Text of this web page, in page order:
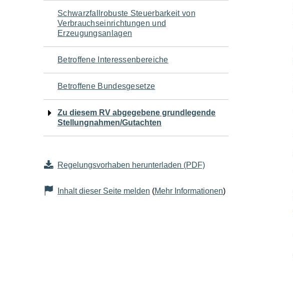
Navigation
für
den
Seiteninhalt
Schwarzfallrobuste Steuerbarkeit von
Verbrauchseinrichtungen und
Erzeugungsanlagen
Betroffene Interessenbereiche
Betroffene Bundesgesetze
Zu diesem RV abgegebene grundlegende
Stellungnahmen/Gutachten
Regelungsvorhaben herunterladen (PDF)
Inhalt dieser Seite melden (Mehr Informationen)